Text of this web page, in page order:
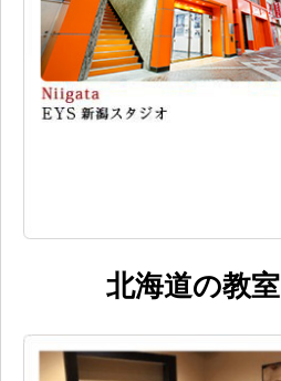
北海道の教室